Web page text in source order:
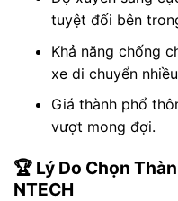
tuyệt đối bên
Khả năng chống
xe di chuyển
Giá thành phổ
vượt mong đợi.
🏆 Lý Do Chọn
NTECH